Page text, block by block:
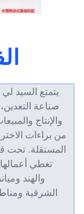
صناعة
والإنتاج
من براءات
المستقلة. تحت
تغطي
والهند
الشرقية